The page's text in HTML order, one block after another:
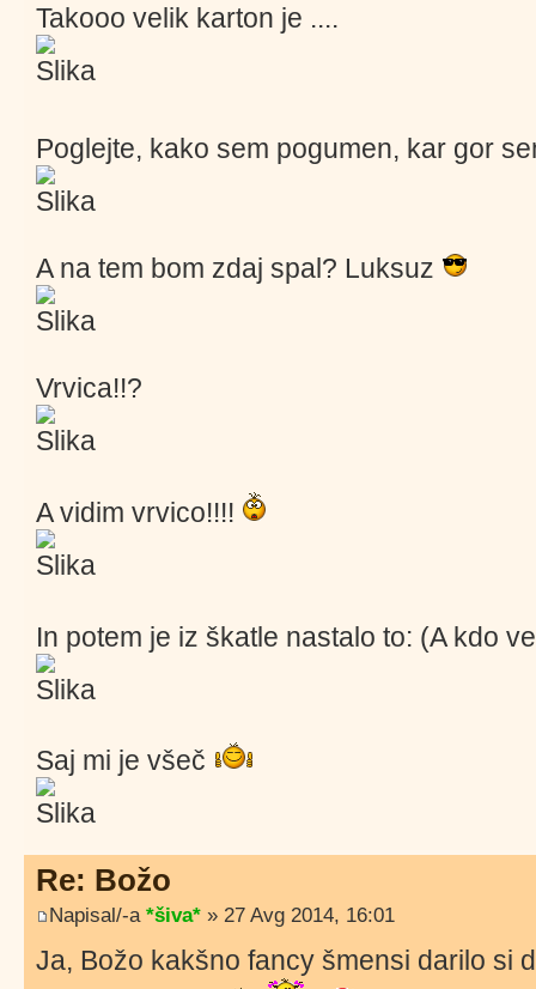
Takooo velik karton je ....
Poglejte, kako sem pogumen, kar gor
A na tem bom zdaj spal? Luksuz
Vrvica!!?
A vidim vrvico!!!!
In potem je iz škatle nastalo to: (A kdo
Saj mi je všeč
Re: Božo
Napisal/-a *šiva* » 27 Avg 2014, 16:01
Ja, Božo kakšno fancy šmensi darilo si